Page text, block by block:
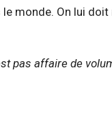
monde. On lui
pas affaire de